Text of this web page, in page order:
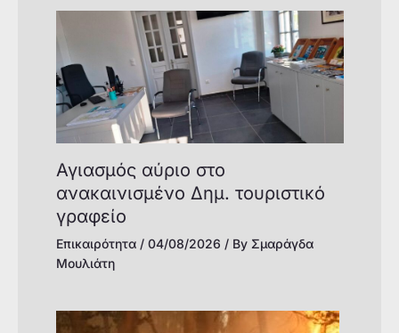
Αγιασμός αύριο στο
ανακαινισμένο Δημ. τουριστικό
γραφείο
Επικαιρότητα/ 04/08/2026 / By Σμαράγδα
Μουλιάτη